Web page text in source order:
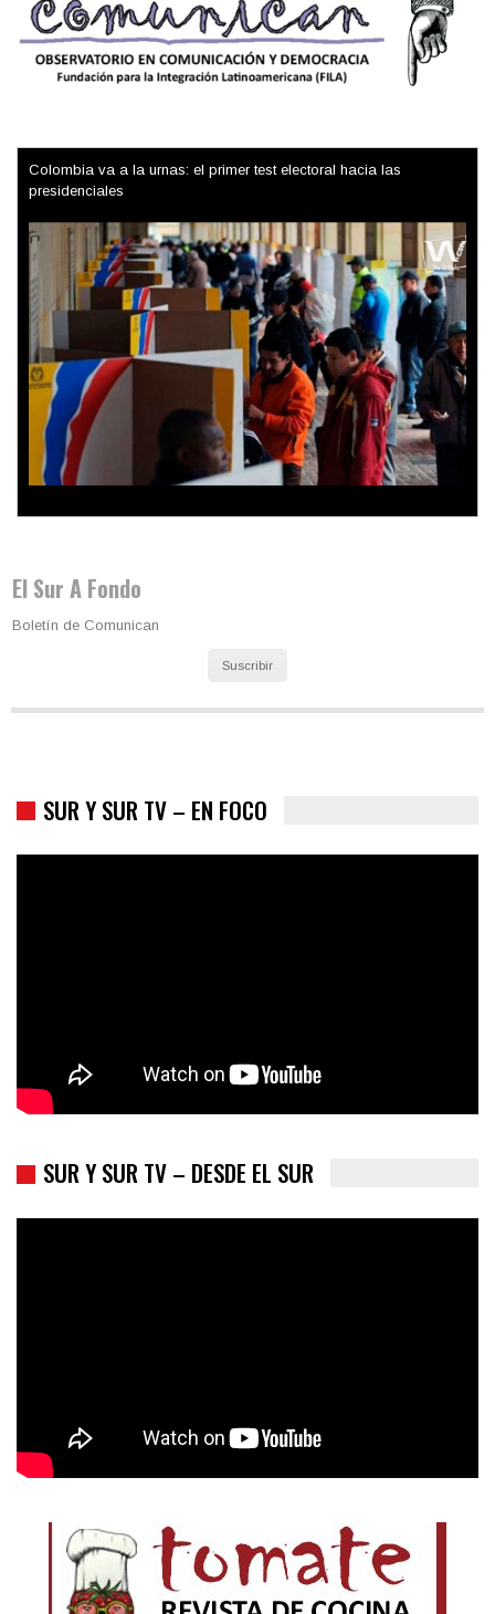
Colombia va a la urnas: el primer test electoral hacia las
presidenciales
Trump y las drogas: la viga en los propios ojos
El Sur A Fondo
Boletín de Comunican
Suscribir
SUR Y SUR TV – EN FOCO
SUR Y SUR TV – DESDE EL SUR